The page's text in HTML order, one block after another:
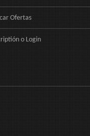
Ofertas
o Login